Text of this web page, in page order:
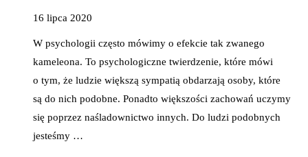
16 lipca 2020
W psychologii często mówimy o efekcie tak zwanego
kameleona. To psychologiczne twierdzenie, które mówi
o tym, że ludzie większą sympatią obdarzają osoby, które
są do nich podobne. Ponadto większości zachowań uczymy
się poprzez naśladownictwo innych. Do ludzi podobnych
jesteśmy …